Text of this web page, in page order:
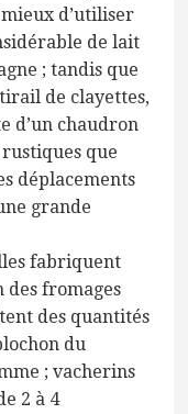
d’utiliser
de lait
; tandis que
de clayettes,
d’un chaudron
rustiques que
déplacements
grande
fabriquent
des fromages
des quantités
du
; vacherins
2 à 4